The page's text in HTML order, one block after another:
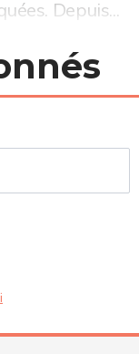
Depuis...